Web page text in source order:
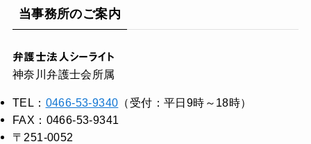
当事務所のご案内
弁護士法人シーライト
神奈川弁護士会所属
TEL： 0466-53-9340 （受付：平日9時～18時）
FAX：0466-53-9341
〒251-0052